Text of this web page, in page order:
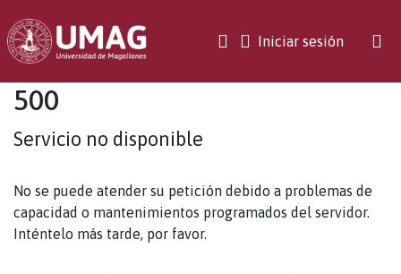
Iniciar sesión(current)
500
Servicio no disponible
No se puede atender su petición debido a problemas de
capacidad o mantenimientos programados del servidor.
Inténtelo más tarde, por favor.